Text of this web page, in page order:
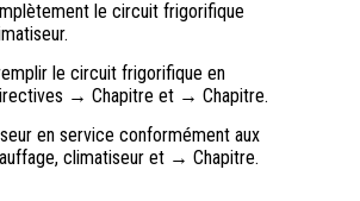
le circuit frigorifique
le circuit frigorifique en
→ Chapitre et → Chapitre.
en service conformément aux
climatiseur et → Chapitre.